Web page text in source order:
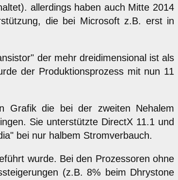
allerdings haben auch Mitte 2014
die bei Microsoft z.B. erst in
der mehr dreidimensional ist als
der Produktionsprozess mit nun 11
Grafik die bei der zweiten Nehalem
Sie unterstützte DirectX 11.1 und
bei nur halbem Stromverbauch.
wurde. Bei den Prozessoren ohne
(z.B. 8% beim Dhrystone